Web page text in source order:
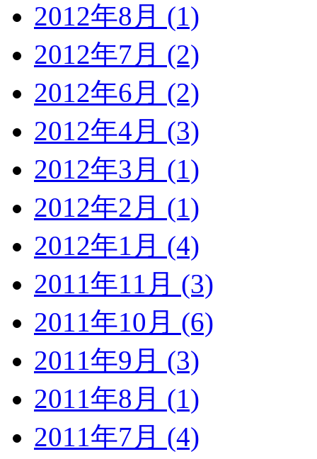
2012年8月 (1)
2012年7月 (2)
2012年6月 (2)
2012年4月 (3)
2012年3月 (1)
2012年2月 (1)
2012年1月 (4)
2011年11月 (3)
2011年10月 (6)
2011年9月 (3)
2011年8月 (1)
2011年7月 (4)